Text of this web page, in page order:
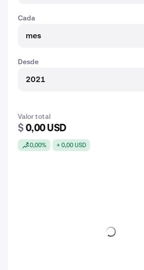
Cada
mes
Desde
2021
Valor total
$ 0,00 USD
0,00% + 0,00 USD